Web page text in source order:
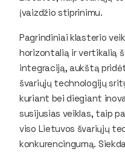
įvaizdžio stiprinimu.
Pagrindiniai klasterio
horizontalią ir vertikalią
integraciją, aukštą
švariųjų technologijų
kuriant bei diegiant
susijusias veiklas, taip
viso Lietuvos švariųjų
konkurencingumą.